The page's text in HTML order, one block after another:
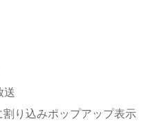
送
割り込みポップアップ表示